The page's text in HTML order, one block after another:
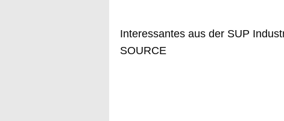
Interessantes aus der SUP
SOURCE